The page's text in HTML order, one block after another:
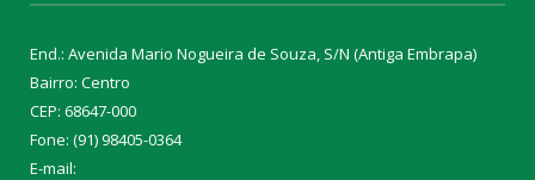
End.: Avenida Mario Nogueira de Souza, S/N (Antiga Embrapa)
Bairro: Centro
CEP: 68647-000
Fone: (91) 98405-0364
E-mail: